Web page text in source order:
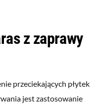
z zaprawy
przeciekających płytek
jest zastosowanie